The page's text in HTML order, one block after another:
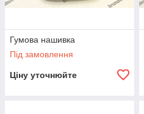
Гумова нашивка
Під замовлення
Ціну уточнюйте